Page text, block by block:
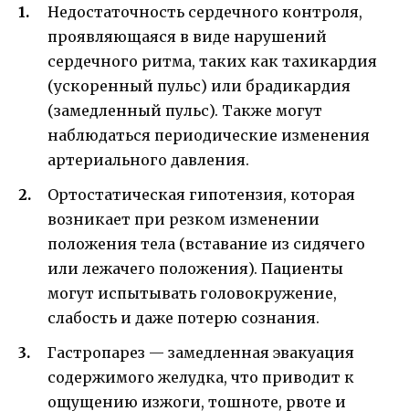
Недостаточность сердечного контроля,
проявляющаяся в виде нарушений
сердечного ритма, таких как тахикардия
(ускоренный пульс) или брадикардия
(замедленный пульс). Также могут
наблюдаться периодические изменения
артериального давления.
Ортостатическая гипотензия, которая
возникает при резком изменении
положения тела (вставание из сидячего
или лежачего положения). Пациенты
могут испытывать головокружение,
слабость и даже потерю сознания.
Гастропарез — замедленная эвакуация
содержимого желудка, что приводит к
ощущению изжоги, тошноте, рвоте и